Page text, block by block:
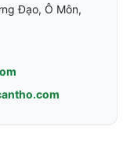
Đạo, Ô Môn,